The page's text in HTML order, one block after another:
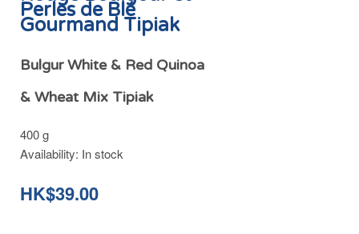
Perles de Blé
Gourmand Tipiak
Bulgur White & Red Quinoa
& Wheat Mix Tipiak
400 g
Availability: In stock
HK$39.00